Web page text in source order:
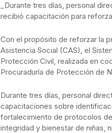
_Durante tres días, personal
recibió capacitación para
Con el propósito de reforzar la
Asistencia Social (CAS), el
Protección Civil, realizada en
Procuraduría de Protección de
Durante tres días, personal
capacitaciones sobre
fortalecimiento de protocolos
integridad y bienestar de niñas,